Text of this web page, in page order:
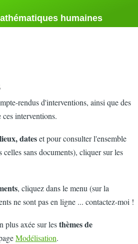
humaines
rendus d'interventions, ainsi que des
interventions.
lieux, dateset pour consulter l'ensemble
sans documents), cliquer sur les
, cliquez dans le menu (sur la
ne sont pas en ligne ... contactez-moi !
plus axée sur lesthèmes de
Modélisation.